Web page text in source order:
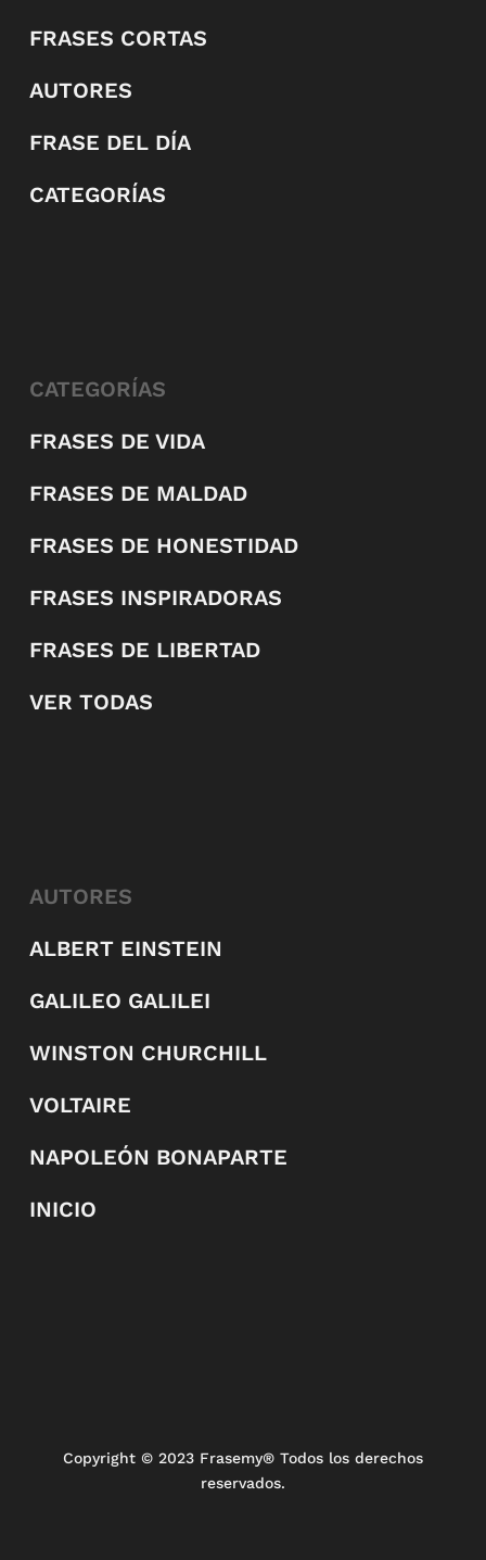
FRASES CORTAS
AUTORES
FRASE DEL DÍA
CATEGORÍAS
CATEGORÍAS
FRASES DE VIDA
FRASES DE MALDAD
FRASES DE HONESTIDAD
FRASES INSPIRADORAS
FRASES DE LIBERTAD
VER TODAS
AUTORES
ALBERT EINSTEIN
GALILEO GALILEI
WINSTON CHURCHILL
VOLTAIRE
NAPOLEÓN BONAPARTE
INICIO
Copyright © 2023 Frasemy® Todos los derechos
reservados.